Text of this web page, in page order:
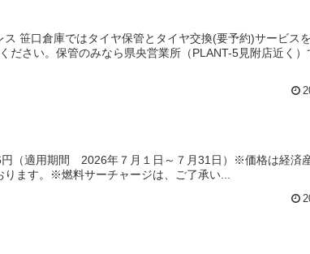
笹口倉庫ではタイヤ保管とタイヤ交換(要予約)サービス
さい。保管のみなら県央営業所（PLANT-5見附店近く）
（適用期間 2026年７月１日～７月31日）※価格は経済
ます。※燃料サーチャージは、ご了承い...